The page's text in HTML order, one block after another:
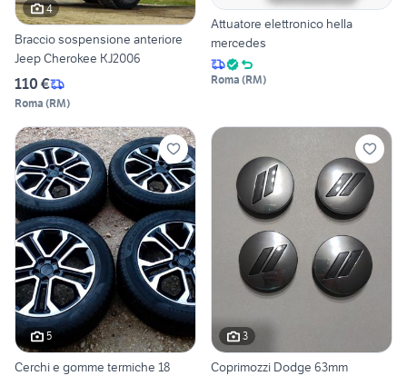
4
Braccio sospensione anteriore
Jeep Cherokee KJ2006
110 €
Roma (RM)
Attuatore elettronico hella
mercedes
Roma (RM)
5
Cerchi e gomme termiche 18
3
Coprimozzi Dodge 63mm